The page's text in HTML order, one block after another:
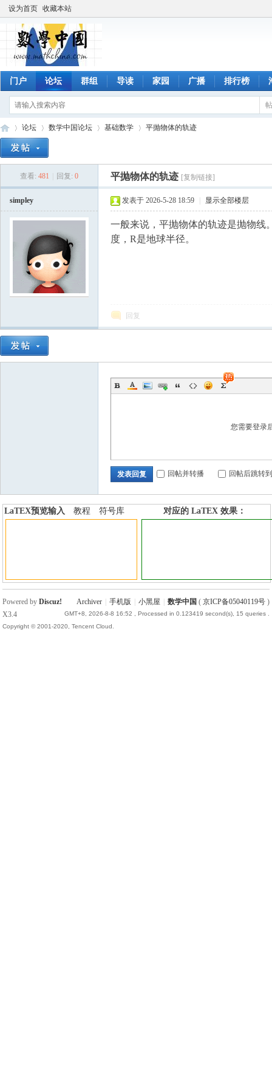
设为首页 收藏本站
门户 论坛 群组 导读 家园 广播 排行榜
论坛
›
数学中国论坛 基础数学
›
平抛物体的轨迹
查看: 481 回复: 0 平抛物体的轨迹 [复制链接]
simpley 发表于 2026-5-28 18:59 显示全部楼层
一般来说，平抛物体的轨迹是抛物线
度，R是地球半径。
回复
您需要登录
发表回复 回帖并转播 回帖后跳转
LaTEX预览输入 教程
符号库
对应的 LaTEX 效果：
Archiver 手机版 小黑屋 数学中国 ( 京ICP备05040119号)
GMT+8, 2026-8-8 16:52 , Processed in 0.123419 second(s), 15 queries .
Powered byDiscuz!
X3.4
Copyright © 2001-2020, Tencent Cloud.